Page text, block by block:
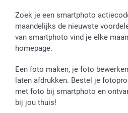
Zoek je een smartphoto
maandelijks de nieuwste
van smartphoto vind je elke
homepage.
Een foto maken, je foto
laten afdrukken. Bestel je
met foto bij smartphoto en
bij jou thuis!